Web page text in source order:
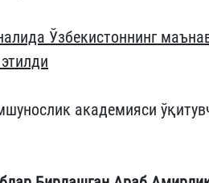
Ўзбекистоннинг
академияси